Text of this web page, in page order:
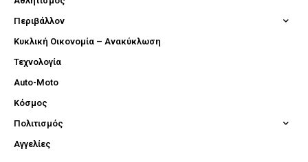
Περιβάλλον
Κυκλική Οικονομία – Ανακύκλωση
Τεχνολογία
Auto-Moto
Κόσμος
Πολιτισμός
Αγγελίες